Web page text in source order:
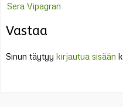
navigation
Sera Vipagran
Vastaa
Sinun täytyy kirjautua sisään